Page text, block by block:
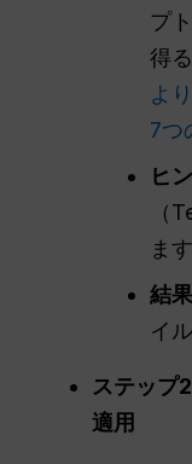
プ
得
よ
7つ
ヒ
（
ま
結果
イ
ステップ
適用